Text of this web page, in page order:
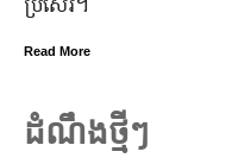
ដំណឹងថ្មីៗ